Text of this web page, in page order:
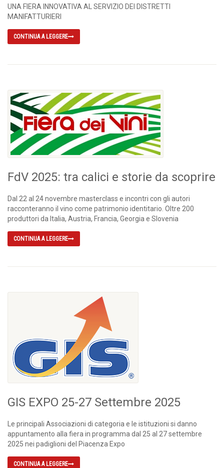
UNA FIERA INNOVATIVA AL SERVIZIO DEI DISTRETTI
MANIFATTURIERI
CONTINUA A LEGGERE
FdV 2025: tra calici e storie da scoprire
Dal 22 al 24 novembre masterclass e incontri con gli autori
racconteranno il vino come patrimonio identitario. Oltre 200
produttori da Italia, Austria, Francia, Georgia e Slovenia
CONTINUA A LEGGERE
GIS EXPO 25-27 Settembre 2025
Le principali Associazioni di categoria e le istituzioni si danno
appuntamento alla fiera in programma dal 25 al 27 settembre
2025 nei padiglioni del Piacenza Expo
CONTINUA A LEGGERE